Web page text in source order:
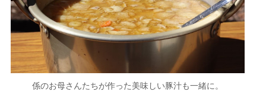
係のお母さんたちが作った美味しい豚汁も一緒に。